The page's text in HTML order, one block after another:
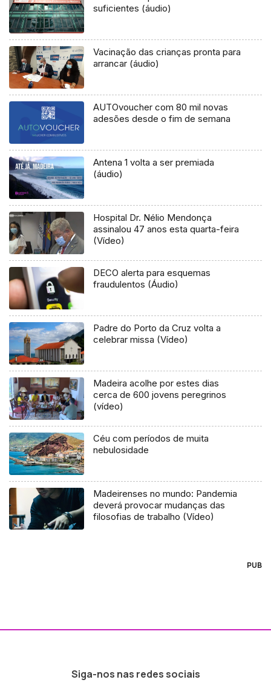
suficientes (áudio)
Vacinação das crianças pronta para
arrancar (áudio)
AUTOvoucher com 80 mil novas
adesões desde o fim de semana
Antena 1 volta a ser premiada
(áudio)
Hospital Dr. Nélio Mendonça
assinalou 47 anos esta quarta-feira
(Vídeo)
DECO alerta para esquemas
fraudulentos (Áudio)
Padre do Porto da Cruz volta a
celebrar missa (Vídeo)
Madeira acolhe por estes dias
cerca de 600 jovens peregrinos
(vídeo)
Céu com períodos de muita
nebulosidade
Madeirenses no mundo: Pandemia
deverá provocar mudanças das
filosofias de trabalho (Vídeo)
PUB
Siga-nos nas redes sociais